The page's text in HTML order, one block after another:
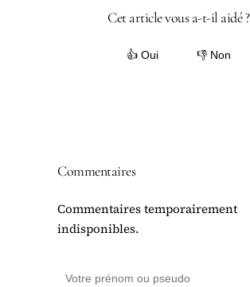
Cet article vous a-t-il aidé ?
👍 Oui 👎 Non
Commentaires
Commentaires temporairement
indisponibles.